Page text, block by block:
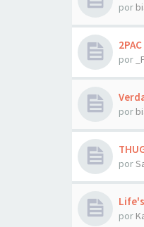
por
por
por
por
por